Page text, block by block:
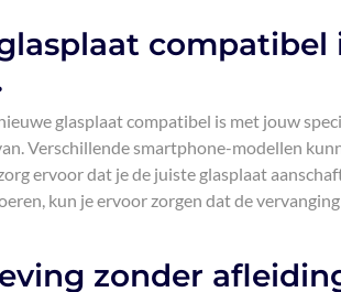
compatibel
glasplaat compatibel is met jouw
Verschillende smartphone-modellen
ervoor dat je de juiste glasplaat
kun je ervoor zorgen dat de
zonder